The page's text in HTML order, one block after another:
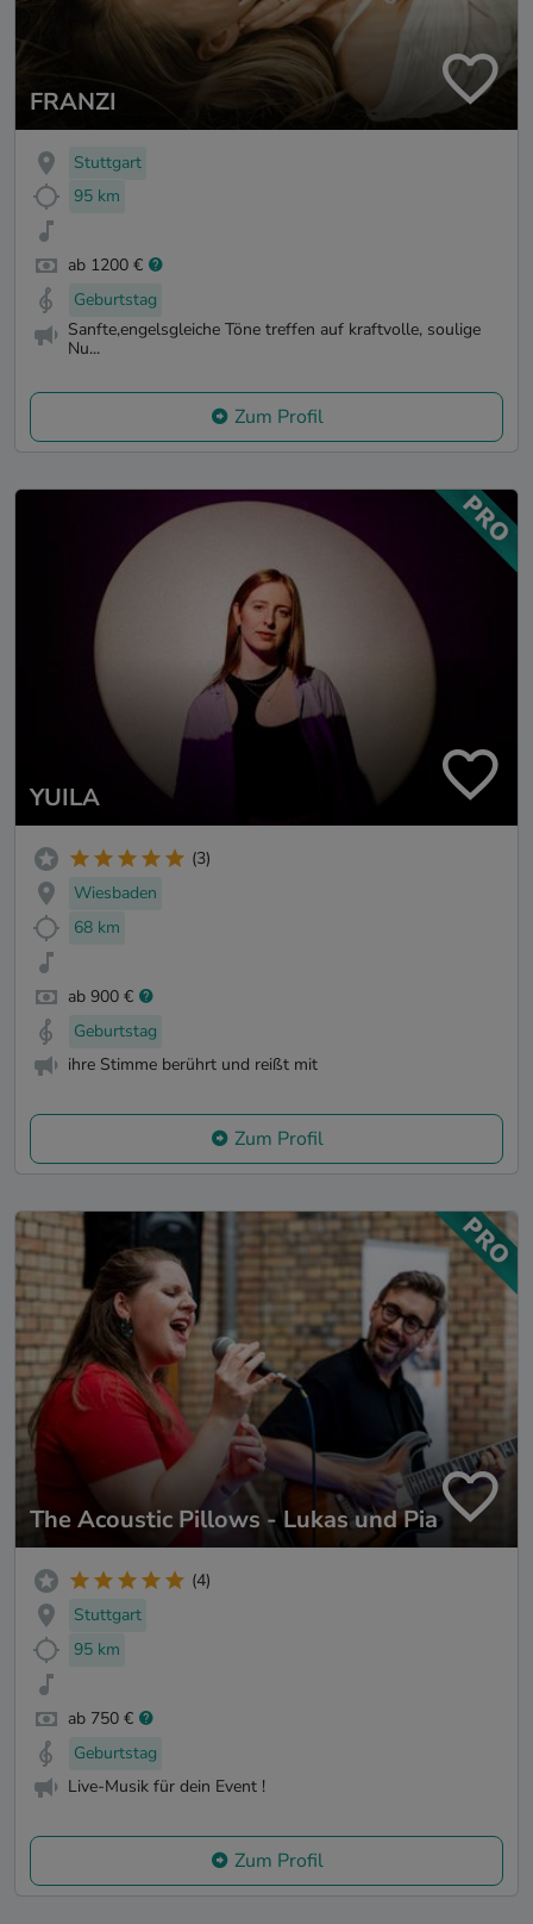
FRANZI
Stuttgart
95 km
ab 1200 €
Geburtstag
Sanfte,engelsgleiche Töne treffen auf kraftvolle, soulige
Nu...
Zum Profil
YUILA
(3)
Wiesbaden
68 km
ab 900 €
Geburtstag
ihre Stimme berührt und reißt mit
Zum Profil
The Acoustic Pillows - Lukas und Pia
(4)
Stuttgart
95 km
ab 750 €
Geburtstag
Live-Musik für dein Event !
Zum Profil